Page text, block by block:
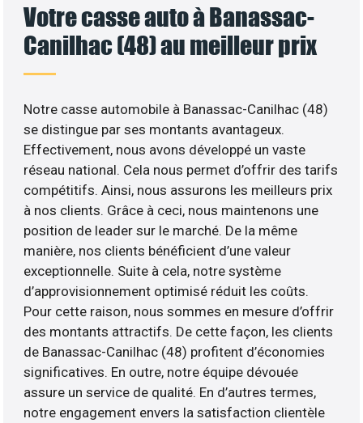
Votre casse auto à Banassac-
Canilhac (48) au meilleur prix
Notre casse automobile à Banassac-Canilhac (48)
se distingue par ses montants avantageux.
Effectivement, nous avons développé un vaste
réseau national. Cela nous permet d’offrir des tarifs
compétitifs. Ainsi, nous assurons les meilleurs prix
à nos clients. Grâce à ceci, nous maintenons une
position de leader sur le marché. De la même
manière, nos clients bénéficient d’une valeur
exceptionnelle. Suite à cela, notre système
d’approvisionnement optimisé réduit les coûts.
Pour cette raison, nous sommes en mesure d’offrir
des montants attractifs. De cette façon, les clients
de Banassac-Canilhac (48) profitent d’économies
significatives. En outre, notre équipe dévouée
assure un service de qualité. En d’autres termes,
notre engagement envers la satisfaction clientèle